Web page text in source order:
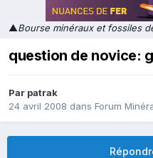
▲Bourse minéraux et fossiles
question de novice:
Par patrak
24 avril 2008 dans Forum